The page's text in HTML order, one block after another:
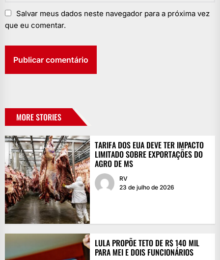
Salvar meus dados neste navegador para a próxima vez
que eu comentar.
MORE STORIES
TARIFA DOS EUA DEVE TER IMPACTO
LIMITADO SOBRE EXPORTAÇÕES DO
AGRO DE MS
RV
23 de julho de 2026
LULA PROPÕE TETO DE R$ 140 MIL
PARA MEI E DOIS FUNCIONÁRIOS